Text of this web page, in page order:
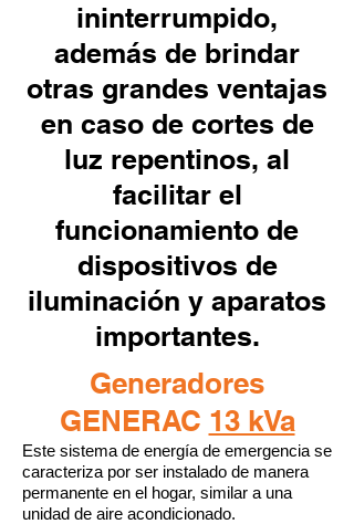
ininterrumpido,
además de brindar
otras grandes ventajas
en caso de cortes de
luz repentinos, al
facilitar el
funcionamiento de
dispositivos de
iluminación y aparatos
importantes.
Generadores
GENERAC 13 kVa
Este sistema de energía de emergencia se
caracteriza por ser instalado de manera
permanente en el hogar, similar a una
unidad de aire acondicionado.